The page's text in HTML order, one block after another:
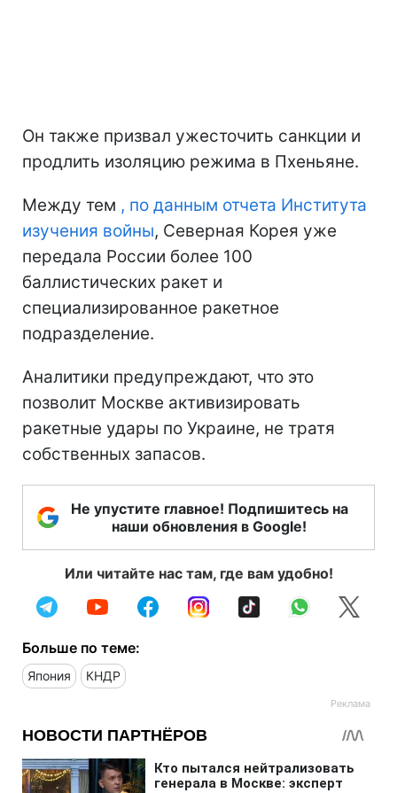
Он также призвал ужесточить санкции и
продлить изоляцию режима в Пхеньяне.
Между тем , по данным отчета Института
изучения войны, Северная Корея уже
передала России более 100
баллистических ракет и
специализированное ракетное
подразделение.
Аналитики предупреждают, что это
позволит Москве активизировать
ракетные удары по Украине, не тратя
собственных запасов.
Не упустите главное! Подпишитесь на
наши обновления в Google!
Или читайте нас там, где вам удобно!
Больше по теме:
Япония КНДР